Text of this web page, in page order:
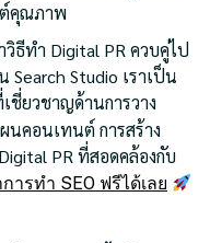
ต์คุณภาพ
ธีทำ Digital PR ควบคู่ไป
Search Studio เราเป็น
ชี่ยวชาญด้านการวาง
นคอนเทนต์ การสร้าง
PR ที่สอดคล้องกับ
ารทำ SEO ฟรีได้เลย